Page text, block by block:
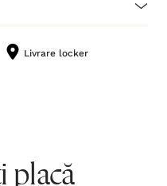
Livrare locker
placă